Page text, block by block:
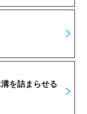
を詰まらせる